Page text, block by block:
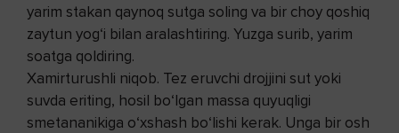
yarim stakan qaynoq sutga soling va bir choy qoshiq
zaytun yog‘i bilan aralashtiring. Yuzga surib, yarim
soatga qoldiring.
Xamirturushli niqob. Tez eruvchi drojjini sut yoki
suvda eriting, hosil bo‘lgan massa quyuqligi
smetananikiga o‘xshash bo‘lishi kerak. Unga bir osh